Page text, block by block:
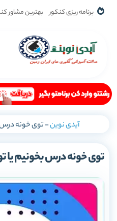
برنامه ریزی کنکور بهترین مشاور
آیدی نوین-توی خونه درس
توی خونه درس بخونیم یا